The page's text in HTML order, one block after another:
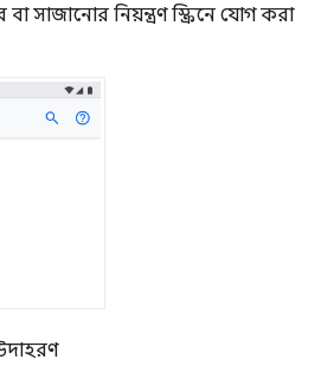
সাজানোর নিয়ন্ত্রণ স্ক্রিনে যোগ করা